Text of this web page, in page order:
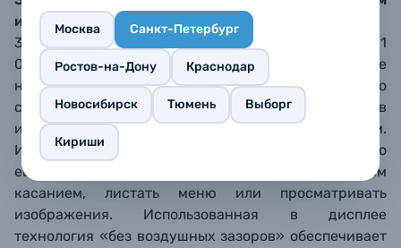
Москва Санкт-Петербург
Ростов-на-Дону Краснодар
Новосибирск Тюмень Выборг
Кириши
и интуитивным сенсорным управлением
3-дюймовый ЖК-дисплей с разрешением около 1
037 000 пикселей играет важную роль как в выборе
настроек камеры, и так и в контроле всего
съёмочного процесса. GRIII – это первая камера в
истории GR, оснащённая сенсорным дисплеем.
Интуитивно понятное управление камерой стало
ещё удобней: выбрать зону фокусировки одним
касанием, листать меню или просматривать
изображения. Использованная в дисплее
технология «без воздушных зазоров» обеспечивает